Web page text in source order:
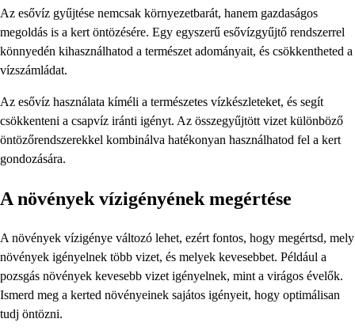
Az esővíz gyűjtése nemcsak környezetbarát, hanem gazdaságos
megoldás is a kert öntözésére. Egy egyszerű esővízgyűjtő rendszerrel
könnyedén kihasználhatod a természet adományait, és csökkentheted a
vízszámládat.
Az esővíz használata kíméli a természetes vízkészleteket, és segít
csökkenteni a csapvíz iránti igényt. Az összegyűjtött vizet különböző
öntözőrendszerekkel kombinálva hatékonyan használhatod fel a kert
gondozására.
A növények vízigényének megértése
A növények vízigénye változó lehet, ezért fontos, hogy megértsd, mely
növények igényelnek több vizet, és melyek kevesebbet. Például a
pozsgás növények kevesebb vizet igényelnek, mint a virágos évelők.
Ismerd meg a kerted növényeinek sajátos igényeit, hogy optimálisan
tudj öntözni.